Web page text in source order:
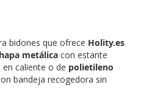
bidones que ofrece Holity.es
metálica con estante
caliente o de polietileno
bandeja recogedora sin